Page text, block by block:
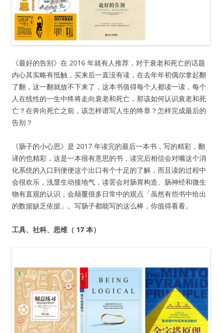
《最好的告别》在 2016 年就有人推荐，对于衰老和死亡的话题
内心其实略有抵触，买来后一直没有读，在去年年初偶尔拿起翻
了翻，这一翻就放不下来了，这本书值得每个人都读一读，每个
人在线性的一生中终将走向衰老和死亡，那该如何认识衰老和死
亡？在奔向死亡之前，该怎样谱写人生的终章？怎样完成最后的
告别？
《肠子的小心思》是 2017 年读完的最后一本书，写的精彩，翻
译的也精彩，这是一本很有意思的书，读完后相信会对嘴这个消
化系统的入口到便便这个出口有个十足的了解，而且读的过程中
会很欢乐，浅显生动接地气，读罢会对肠胃构造、肠神经和微生
物有直观的认识，会颠覆很多日常中的观点「虽然有些书中给出
的数据缺乏依据」。写肠子都能写的这么棒，你值得看看。
工具、社科、思维（ 17 本）